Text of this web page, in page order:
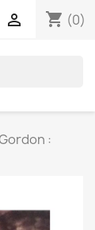
shopping_cart (0)

: